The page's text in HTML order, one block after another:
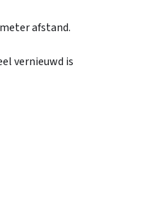
afstand.
vernieuwd is